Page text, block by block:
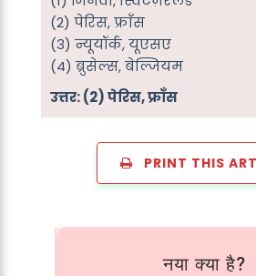
(2) पेरिस, फ्राँस
(3) न्यूयॉर्क, यूएसए
(4) ब्रुसेल्स, बेल्जियम
उत्तर: (2) पेरिस, फ्राँस
PRINT THIS
नया क्या है?